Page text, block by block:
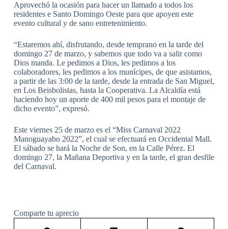
Aprovechó la ocasión para hacer un llamado a todos los
residentes e Santo Domingo Oeste para que apoyen este
evento cultural y de sano entretenimiento.
“Estaremos ahí, disfrutando, desde temprano en la tarde del
domingo 27 de marzo, y sabemos que todo va a salir como
Dios manda. Le pedimos a Dios, les pedimos a los
colaboradores, les pedimos a los munícipes, de que asistamos,
a partir de las 3:00 de la tarde, desde la entrada de San Miguel,
en Los Beisbolistas, hasta la Cooperativa. La Alcaldía está
haciendo hoy un aporte de 400 mil pesos para el montaje de
dicho evento”, expresó.
Este viernes 25 de marzo es el “Miss Carnaval 2022
Manoguayabo 2022”, el cual se efectuará en Occidental Mall.
El sábado se hará la Noche de Son, en la Calle Pérez. El
domingo 27, la Mañana Deportiva y en la tarde, el gran desfile
del Carnaval.
Comparte tu aprecio